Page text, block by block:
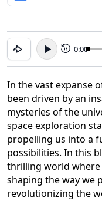
15 0:00
In the vast expanse
been driven by an
mysteries of the
space exploration
propelling us into a
possibilities. In this
thrilling world where
shaping the way we
revolutionizing the